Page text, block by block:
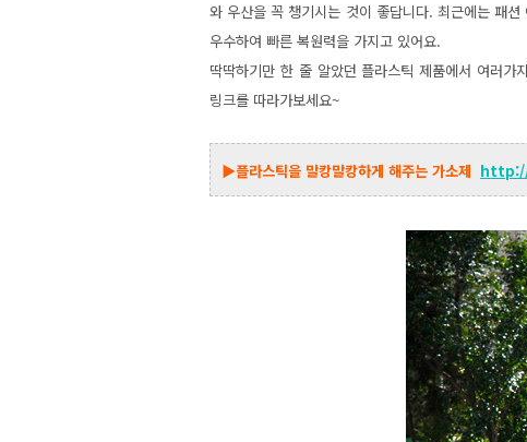
와 우산을 꼭 챙기시는 것이 좋답니다. 최근에는 패
우수하여 빠른 복원력을 가지고 있어요.
딱딱하기만 한 줄 알았던 플라스틱 제품에서 여러가
링크를 따라가보세요~
▶플라스틱을 말캉말캉하게 해주는 가소제